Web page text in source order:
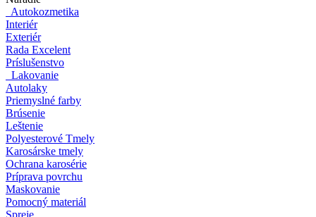
Autokozmetika
Interiér
Exteriér
Rada Excelent
Príslušenstvo
Lakovanie
Autolaky
Priemyslné farby
Brúsenie
Leštenie
Polyesterové Tmely
Karosárske tmely
Ochrana karosérie
Príprava povrchu
Maskovanie
Pomocný materiál
Spreje